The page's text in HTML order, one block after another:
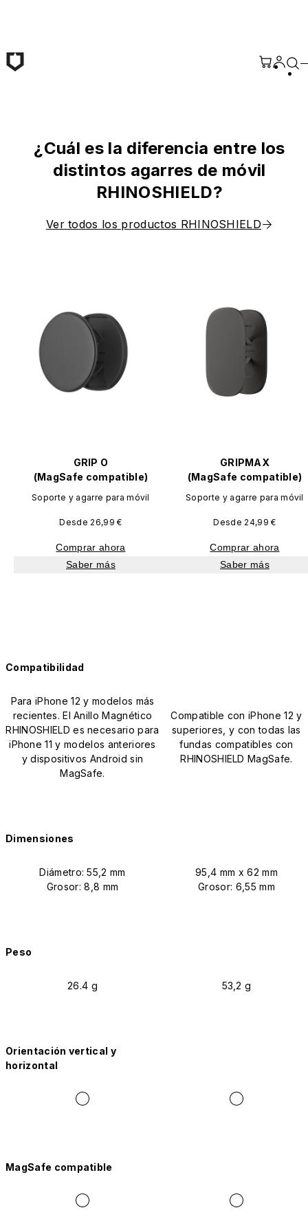
¿Cuál es la diferencia entre los
distintos agarres de móvil
RHINOSHIELD?
Ver todos los productos RHINOSHIELD
GRIP O
(MagSafe compatible)
Soporte y agarre para móvil
Desde 26,99 €
Comprar ahora
Saber más
GRIPMAX
(MagSafe compatible)
Soporte y agarre para móvil
Desde 24,99 €
Comprar ahora
Saber más
GRIP O
(MagSafe compatible)
Soporte y agarre para móvil
Desde 26,99 €
Comprar ahora
GRIPMAX
(MagSafe compatible)
Soporte y agarre para móvil
Desde 24,99 €
Comprar ahora
Compatibilidad
Para iPhone 12 y modelos más
recientes. El Anillo Magnético
RHINOSHIELD es necesario para
iPhone 11 y modelos anteriores
y dispositivos Android sin
MagSafe.
Compatible con iPhone 12 y
superiores, y con todas las
fundas compatibles con
RHINOSHIELD MagSafe.
Dimensiones
Diámetro: 55,2 mm
Grosor: 8,8 mm
95,4 mm x 62 mm
Grosor: 6,55 mm
Peso
26.4 g 53,2 g
Orientación vertical y
horizontal
MagSafe compatible